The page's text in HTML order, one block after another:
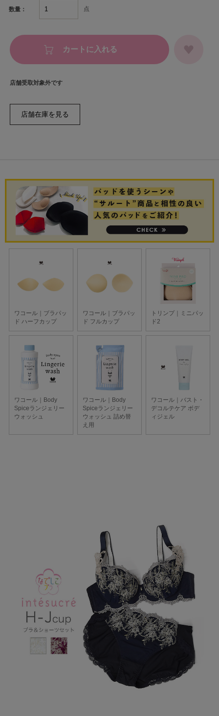
数量： 点
カートに入れる
店舗受取対象外です